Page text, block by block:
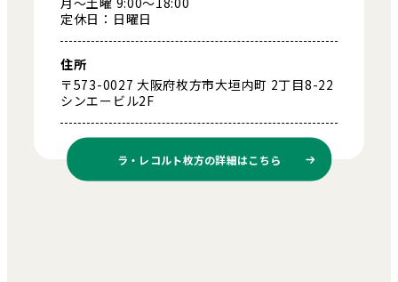
定休日：日曜日
住所
〒573-0027 大阪府枚方市大垣内町 2丁目8-22
シンエービル2F
ラ・レコルト枚方の詳細はこちら